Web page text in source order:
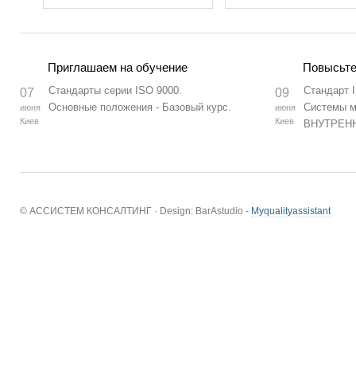
Приглашаем на обучение
07
июня
Киев
Стандарты серии ISO 9000.
Основные положения - Базовый курс.
09
июня
Киев
Стандарт
Системы
© АССИСТЕМ КОНСАЛТИНГ · Design: BarAstudio - Myqualityassistant